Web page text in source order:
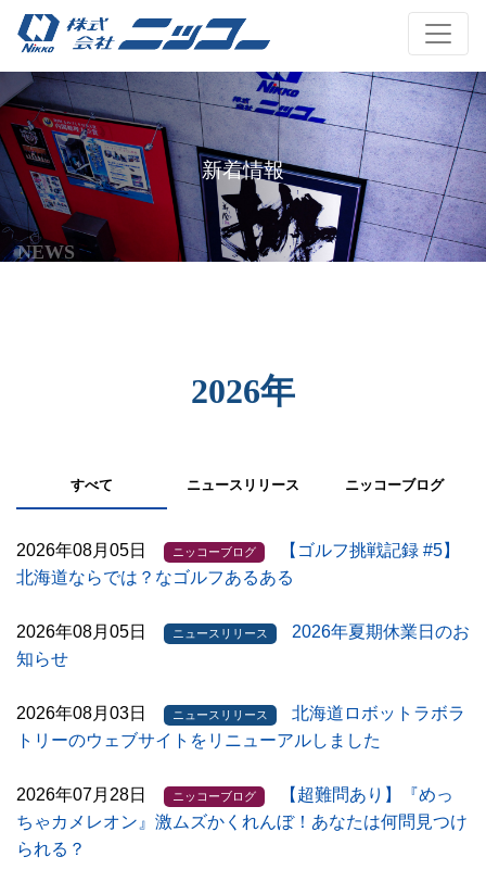
NEWS
新着情報
2026年
すべて ニュースリリース ニッコーブログ
2026年08月05日 ニッコーブログ
【ゴルフ挑戦記録 #5】
北海道ならでは？なゴルフあるある
2026年08月05日 ニュースリリース
2026年夏期休業日のお
知らせ
2026年08月03日 ニュースリリース
北海道ロボットラボラ
トリーのウェブサイトをリニューアルしました
2026年07月28日 ニッコーブログ
【超難問あり】『めっ
ちゃカメレオン』激ムズかくれんぼ！あなたは何問見つけ
られる？